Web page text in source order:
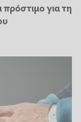
για τη